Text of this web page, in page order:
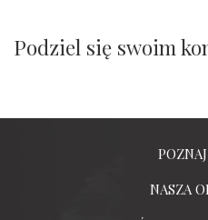
Podziel się swoim
NASZA